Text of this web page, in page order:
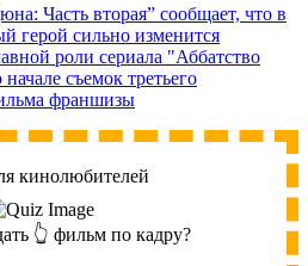
Часть вторая” сообщает, что в
герой сильно изменится
роли сериала "Аббатство
съемок третьего
франшизы
кинолюбителей
👆 фильм по кадру?